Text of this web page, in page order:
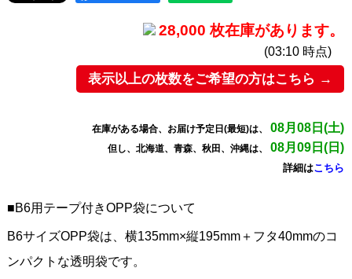
28,000 枚在庫があります。
(03:10 時点)
表示以上の枚数をご希望の方はこちら →
在庫がある場合、お届け予定日(最短)は、 08月08日(土)
但し、北海道、青森、秋田、沖縄は、 08月09日(日)
詳細はこちら
■B6用テープ付きOPP袋について
B6サイズOPP袋は、横135mm×縦195mm＋フタ40mmのコ
ンパクトな透明袋です。